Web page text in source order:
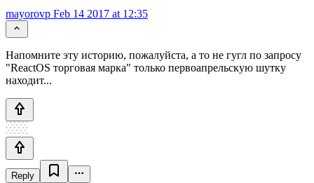
mayorovp Feb 14 2017 at 12:35
Напомните эту историю, пожалуйста, а то не гугл по запросу
"ReactOS торговая марка" только первоапрельскую шутку
находит...
Reply